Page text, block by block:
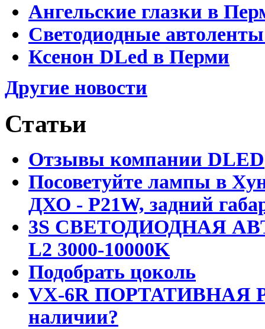
Ангельские глазки в
Светодиодные
Ксенон DLed в Перми
Другие новости
Статьи
Отзывы компании DLED
Посоветуйте лампы в
ДХО - P21W, задний
3S СВЕТОДИОДНАЯ
L2 3000-10000K
Подобрать цоколь
VX-6R ПОРТАТИВНАЯ
наличии?